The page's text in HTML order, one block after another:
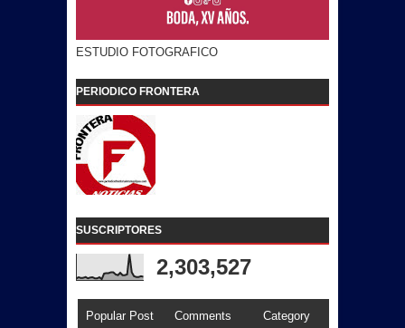
ESTUDIO FOTOGRAFICO
PERIODICO FRONTERA
SUSCRIPTORES
2,303,527
Popular Post Comments Category